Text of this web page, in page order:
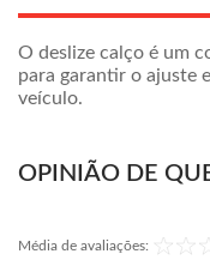
O deslize calço é um
para garantir o ajuste
veículo.
OPINIÃO DE
Média de avaliações: